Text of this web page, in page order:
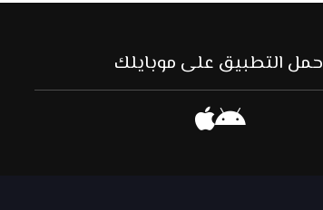
حمل التطبيق على موبايلك